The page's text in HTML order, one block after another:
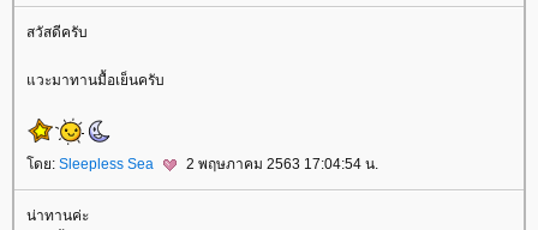
สวัสดีครับ
วะมาทานมื้อเย็นครับ
ดย: Sleepless Sea 2 พฤษภาคม 2563 17:04:54 น.
น่าทานค่ะ